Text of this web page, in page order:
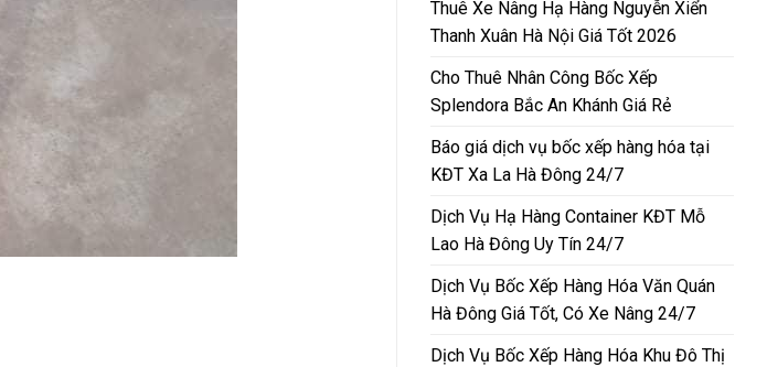
Thuê Xe Nâng Hạ Hàng Nguyễn Xiển
Thanh Xuân Hà Nội Giá Tốt 2026
Cho Thuê Nhân Công Bốc Xếp
Splendora Bắc An Khánh Giá Rẻ
Báo giá dịch vụ bốc xếp hàng hóa tại
KĐT Xa La Hà Đông 24/7
Dịch Vụ Hạ Hàng Container KĐT Mỗ
Lao Hà Đông Uy Tín 24/7
Dịch Vụ Bốc Xếp Hàng Hóa Văn Quán
Hà Đông Giá Tốt, Có Xe Nâng 24/7
Dịch Vụ Bốc Xếp Hàng Hóa Khu Đô Thị